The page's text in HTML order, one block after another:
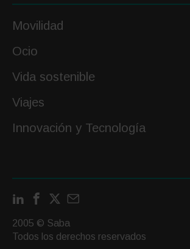
Movilidad
Ocio
Vida sostenible
Viajes
Innovación y Tecnología
LinkedIn
FacebookContactar
email
2005 © Saba
Todos los derechos reservados